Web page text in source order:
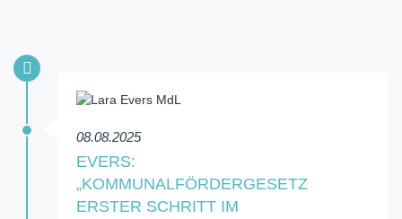
08.08.2025
EVERS:
„KOMMUNALFÖRDERGESETZ
ERSTER SCHRITT IM